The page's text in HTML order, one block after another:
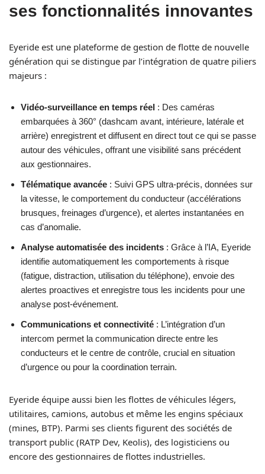
ses fonctionnalités innovantes
Eyeride est une plateforme de gestion de flotte de nouvelle
génération qui se distingue par l’intégration de quatre piliers
majeurs :
Vidéo-surveillance en temps réel : Des caméras
embarquées à 360° (dashcam avant, intérieure, latérale et
arrière) enregistrent et diffusent en direct tout ce qui se passe
autour des véhicules, offrant une visibilité sans précédent
aux gestionnaires.
Télématique avancée : Suivi GPS ultra-précis, données sur
la vitesse, le comportement du conducteur (accélérations
brusques, freinages d’urgence), et alertes instantanées en
cas d’anomalie.
Analyse automatisée des incidents : Grâce à l’IA, Eyeride
identifie automatiquement les comportements à risque
(fatigue, distraction, utilisation du téléphone), envoie des
alertes proactives et enregistre tous les incidents pour une
analyse post-événement.
Communications et connectivité : L’intégration d’un
intercom permet la communication directe entre les
conducteurs et le centre de contrôle, crucial en situation
d’urgence ou pour la coordination terrain.
Eyeride équipe aussi bien les flottes de véhicules légers,
utilitaires, camions, autobus et même les engins spéciaux
(mines, BTP). Parmi ses clients figurent des sociétés de
transport public (RATP Dev, Keolis), des logisticiens ou
encore des gestionnaires de flottes industrielles.